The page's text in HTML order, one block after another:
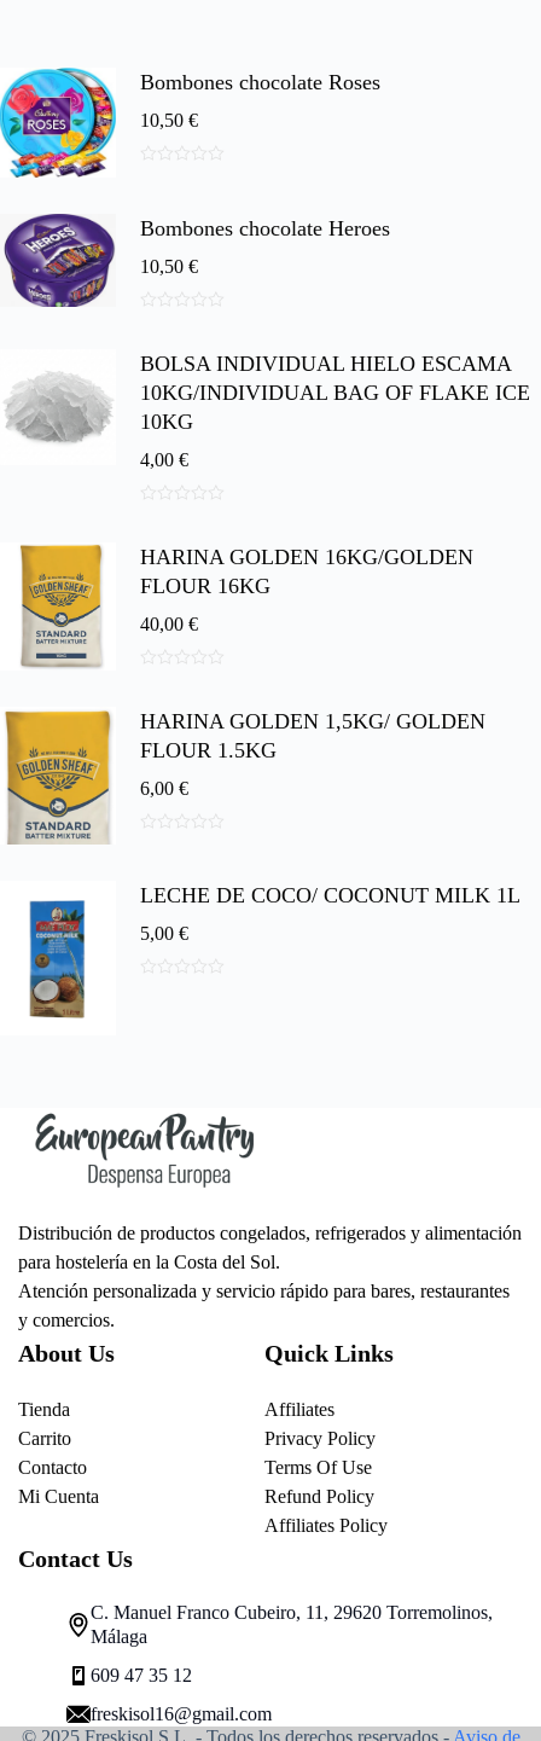
Bombones chocolate Roses
10,50 €
5
Bombones chocolate Heroes
10,50 €
e
BOLSA INDIVIDUAL HIELO ESCAMA
10KG/INDIVIDUAL BAG OF FLAKE ICE
10KG
4,00 €
e
HARINA GOLDEN 16KG/GOLDEN
FLOUR 16KG
40,00 €
e
HARINA GOLDEN 1,5KG/ GOLDEN
FLOUR 1.5KG
6,00 €
5
LECHE DE COCO/ COCONUT MILK 1L
5,00 €
Distribución de productos congelados, refrigerados y alimentación
para hostelería en la Costa del Sol.
Atención personalizada y servicio rápido para bares, restaurantes
y comercios.
About Us
Tienda
Carrito
Contacto
Mi Cuenta
Quick Links
Affiliates
Privacy Policy
Terms Of Use
Refund Policy
Affiliates Policy
Contact Us
C. Manuel Franco Cubeiro, 11, 29620 Torremolinos,
Málaga
609 47 35 12
freskisol16@gmail.com
© 2025 Freskisol S.L. - Todos los derechos reservados.- Aviso de